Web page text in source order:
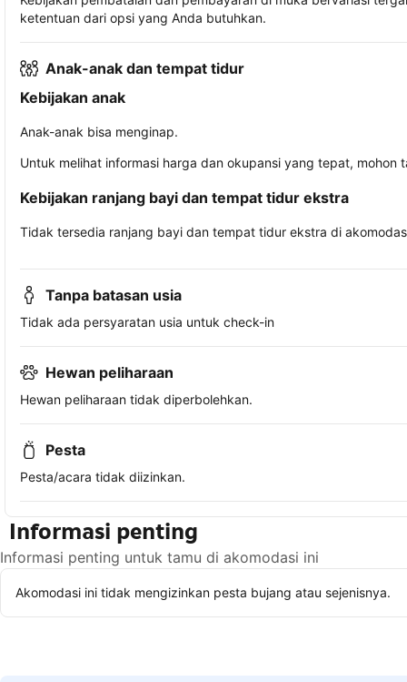
ketentuan dari opsi yang Anda butuhkan.
Anak-anak dan tempat tidur
Kebijakan anak
Anak-anak bisa menginap.
Untuk melihat informasi harga dan okupansi yang tepat,
Kebijakan ranjang bayi dan tempat tidur ekstra
Tidak tersedia ranjang bayi dan tempat tidur ekstra di
Tanpa batasan usia
Tidak ada persyaratan usia untuk check-in
Hewan peliharaan
Hewan peliharaan tidak diperbolehkan.
Pesta
Pesta/acara tidak diizinkan.
Informasi penting
Informasi penting untuk tamu di akomodasi ini
Akomodasi ini tidak mengizinkan pesta bujang atau sejenisnya.